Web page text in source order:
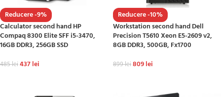
Reducere -9%
Calculator second hand HP
Compaq 8300 Elite SFF i5-3470,
16GB DDR3, 256GB SSD
485lei437lei
Reducere -10%
Workstation second hand Dell
Precision T5610 Xeon E5-2609 v2,
8GB DDR3, 500GB, Fx1700
899lei809lei